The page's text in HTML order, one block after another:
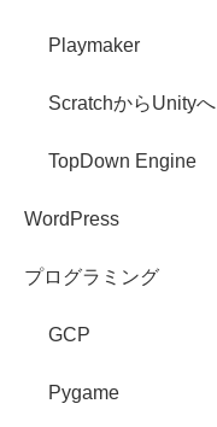
Playmaker
ScratchからUnityへ
TopDown Engine
WordPress
プログラミング
GCP
Pygame